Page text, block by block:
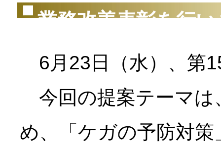
業務改善表彰を行
6月23日（水）、第
今回の提案テーマは
め、「ケガの予防対